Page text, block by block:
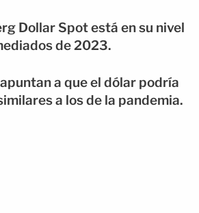
Dollar Spot está en su nivel
de 2023.
a que el dólar podría
a los de la pandemia.